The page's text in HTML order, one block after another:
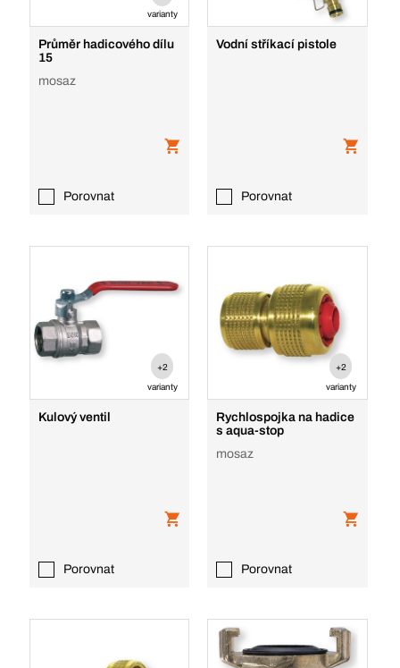
varianty
Průměr hadicového dílu
15
mosaz
Porovnat
Vodní stříkací pistole
Porovnat
+2
varianty
Kulový ventil
Porovnat
+2
varianty
Rychlospojka na hadice
s aqua-stop
mosaz
Porovnat